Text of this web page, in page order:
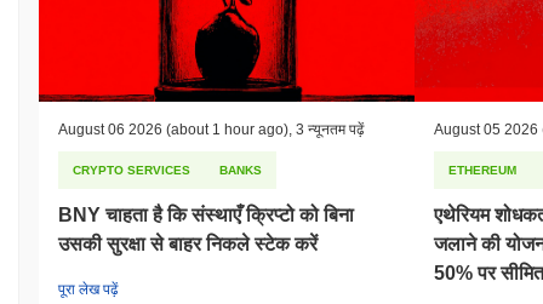
August 06 2026 (about 1 hour ago) 3 न्यूनतम पढ़ें
CRYPTO SERVICES BANKS
BNY चाहता है कि संस्थाएँ क्रिप्टो को बिना
उसकी सुरक्षा से बाहर निकले स्टेक करें
पूरा लेख पढ़ें
August 05 2026
ETHEREUM
एथेरियम
जलाने की
50% पर